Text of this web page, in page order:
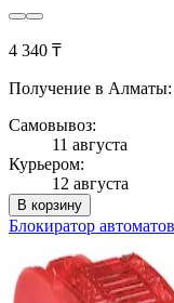
4 340 ₸
Получение в Алматы:
Самовывоз:
11 августа
Курьером:
12 августа
В корзину
Блокиратор